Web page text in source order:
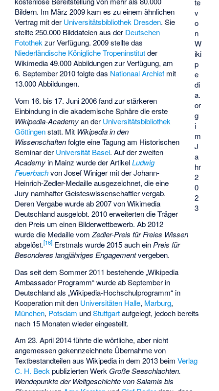
v
o
n
W
iki
p
e
di
a.
or
g
i
m
J
a
hr
2
0
2
3
Bildern. Im März 2009 kam es zu einem ähnlichen
Vertrag mit der Universitätsbibliothek Dresden. Sie
stellte 250.000 Bilddateien aus der Deutschen
Fotothekzur Verfügung. 2009 stellte das
Niederländische Königliche Tropeninstitutder
Wikimedia 49.000 Abbildungen zur Verfügung, am
6. September 2010 folgte das Nationaal Archief mit
13.000 Abbildungen.
Vom 16. bis 17. Juni 2006 fand zur stärkeren
Einbindung in die akademische Sphäre die erste
Wikipedia-Academyan der Universitätsbibliothek
Göttingenstatt. Mit Wikipedia in den
Wissenschaftenfolgte eine Tagung am Historischen
Seminar der Universität Basel. Auf der zweiten
Academy in Mainz wurde der ArtikelLudwig
Feuerbachvon Josef Winiger mit der Johann-
Heinrich-Zedler-Medaille ausgezeichnet, die eine
Jury namhafter Geisteswissenschaftler vergab.
Deren Vergabe wurde ab 2007 von Wikimedia
Deutschland ausgelobt. 2010 erweiterten die Träger
den Preis um einen Bilderwettbewerb. Ab 2012
wurde die Medaille vomZedler-Preis für Freies Wissen
abgelöst.[16] Erstmals wurde 2015 auch ein Preis für
Besonderes langjähriges Engagementvergeben.
Das seit dem Sommer 2011 bestehende „Wikipedia
Ambassador Programm“ wurde ab September in
Deutschland als „Wikipedia-Hochschulprogramm“ in
Kooperation mit den Universitäten Halle, Marburg,
München, Potsdam undStuttgartaufgelegt, jedoch bereits
nach 15 Monaten wieder eingestellt.
Am 23. April 2014 führte die wörtliche, aber nicht
angemessen gekennzeichnete Übernahme von
Textbestandteilen aus Wikipedia in dem 2013 beimVerlag
C. H. Beckpublizierten Werk Große Seeschlachten.
Wendepunkte der Weltgeschichte von Salamis bis